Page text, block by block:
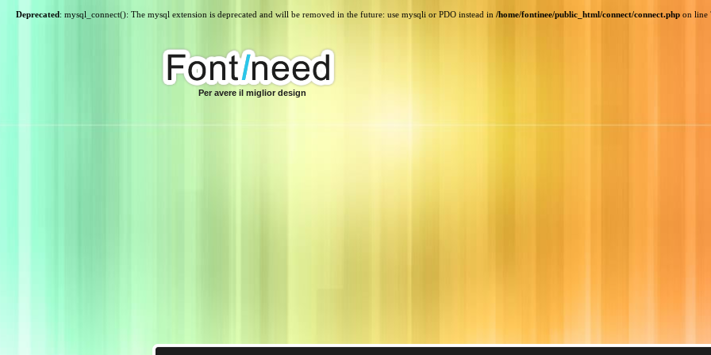
Deprecated: mysql_connect(): The mysql extension is deprecated and will be removed in the future: use mysqli or PDO instead in /home/fontinee/public_html/connect/connect.php on line
Per avere il miglior design